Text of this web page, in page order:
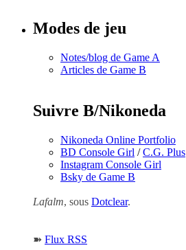
Modes de jeu
Notes/blog de Game A
Articles de Game B
Suivre B/Nikoneda
Nikoneda Online Portfolio
BD Console Girl /C.G. Plus
Instagram Console Girl
Bsky de Game B
Lafalm, sous Dotclear.
➽ Flux RSS